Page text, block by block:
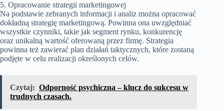
5. Opracowanie strategii marketingowej
Na podstawie zebranych informacji i analiz można opracować
dokładną strategię marketingową. Powinna ona uwzględniać
wszystkie czynniki, takie jak segment rynku, konkurencję
oraz unikalną wartość oferowaną przez firmę. Strategia
powinna też zawierać plan działań taktycznych, które zostaną
podjęte w celu realizacji określonych celów.
Czytaj: Odporność psychiczna – klucz do sukcesu w
trudnych czasach.